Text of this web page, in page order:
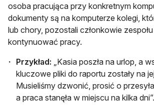
osoba pracująca przy konkretnym
dokumenty są na komputerze kolegi,
lub chory, pozostali członkowie
kontynuować pracy.
Przykład: „Kasia poszła na urlop, a
kluczowe pliki do raportu zostały na
Musieliśmy dzwonić, prosić o
a praca stanęła w miejscu na kilka dni”.